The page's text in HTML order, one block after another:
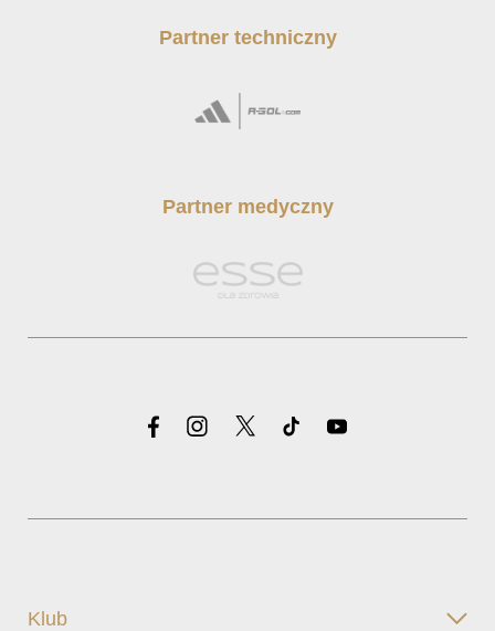
Partner techniczny
Partner medyczny
Klub